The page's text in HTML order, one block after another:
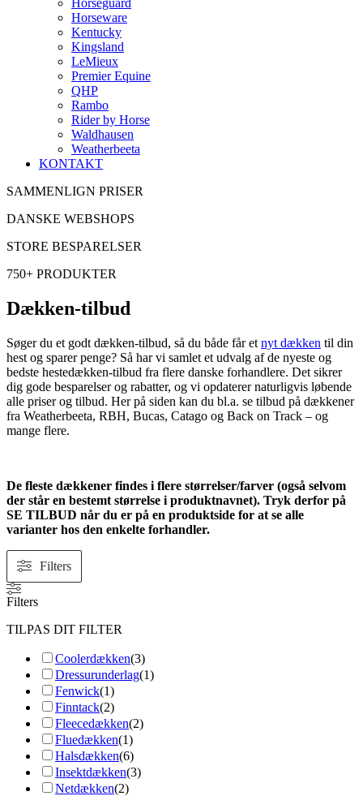
Horseguard
Horseware
Kentucky
Kingsland
LeMieux
Premier Equine
QHP
Rambo
Rider by Horse
Waldhausen
Weatherbeeta
KONTAKT
SAMMENLIGN PRISER
DANSKE WEBSHOPS
STORE BESPARELSER
750+ PRODUKTER
Dækken-tilbud
Søger du et godt dækken-tilbud, så du både får et nyt dækken til din
hest og sparer penge? Så har vi samlet et udvalg af de nyeste og
bedste hestedækken-tilbud fra flere danske forhandlere. Det sikrer
dig gode besparelser og rabatter, og vi opdaterer naturligvis løbende
alle priser og tilbud. Her på siden kan du bl.a. se tilbud på dækkener
fra Weatherbeeta, RBH, Bucas, Catago og Back on Track – og
mange flere.
De fleste dækkener findes i flere størrelser/farver (også selvom
der står en bestemt størrelse i produktnavnet). Tryk derfor på
SE TILBUD når du er på en produktside for at se alle
varianter hos den enkelte forhandler.
Filters
Filters
TILPAS DIT FILTER
Coolerdækken(3)
Dressurunderlag(1)
Fenwick(1)
Finntack(2)
Fleecedækken(2)
Fluedækken(1)
Halsdækken(6)
Insektdækken(3)
Netdækken(2)